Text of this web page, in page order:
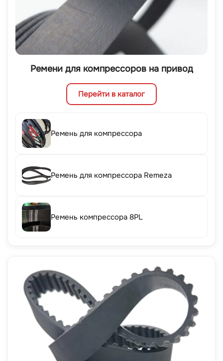
Ремени для компрессоров на привод
Перейти в каталог
Ремень для компрессора
Ремень для компрессора Remeza
Ремень компрессора 8PL